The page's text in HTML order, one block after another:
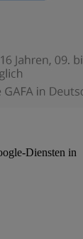
Diensten in